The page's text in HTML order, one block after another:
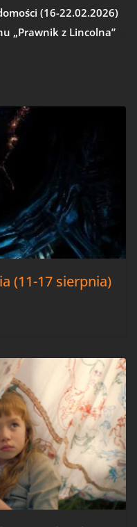
(16-22.02.2026)
„Prawnik z Lincolna”
(11-17 sierpnia)